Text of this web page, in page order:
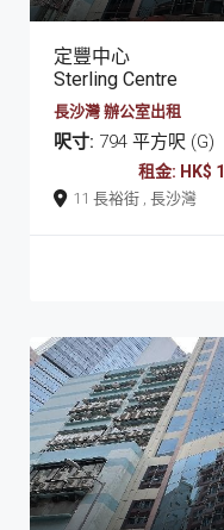
定豐中心
Sterling Centre
長沙灣 辦公室出租
呎寸: 794 平方呎 (G)
租金: HK$
11 長裕街 , 長沙灣